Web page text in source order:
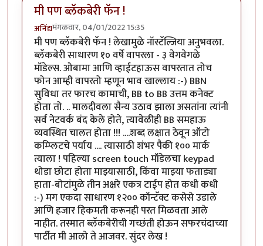
मी पण ब्लॅकबेरी फॅन !
अनिंद्यमंगळवार, 04/01/2022 15:35
मी पण ब्लॅकबेरी फॅन ! लेखामुळे नॉस्टॅल्जिया अनुभवला.
ब्लॅकबेरी साधारण १० वर्षे वापरला - ३ वेगवेगळे
मॉडेल्स. ओबामा आणि व्हाईटहाऊस वापरतात तोच
फोन आम्ही वापरतो म्हणून भाव खाल्लाय :-) BBN
सुविधा तर फारच कामाची, BB to BB उत्तम कनेक्ट
होता तो. .. मालदीवला सैन्य उठाव झाला असतांना त्यांनी
सर्व नेटवर्क बंद केले होते, त्यावेळीही BB समहाऊ
व्यवस्थित चालत होता !!! ....शब्द लक्षात ठेवून ऑटो
कम्प्लिटचे पर्याय .... त्यासाठी शंभर पैकी १०० मार्क
त्याला ! पहिल्या screen touch मॉडेलचा keypad
थोडा छोटा होता माझ्यासाठी, किंवा माझ्या फताड्या
हाता-बोटांमुळे तीन अक्षरे एकत्र टाईप होत कधी कधी
:-) मग एकदा साधारण १२०० कॉन्टॅक्ट कसेसे उडाले
आणि हजार हिकमती करूनही परत मिळवता आले
नाहीत. तस्मात ब्लॅकबेरीची गच्छंती होऊन सफरचंदाच्या
पार्टीत मी आलो ते आजवर. सुंदर लेख !